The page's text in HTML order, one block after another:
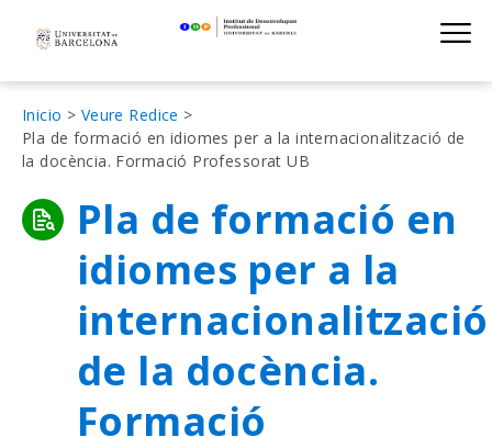
navigation
Institut de
Sobrescribir
enlaces
de
ayuda
navegación
Inicio
Veure Redice
Pla de formació en idiomes per a la internacionalització de
la docència. Formació Professorat UB
Pla de formació en
idiomes per a la
internacionalització
de la docència.
Formació